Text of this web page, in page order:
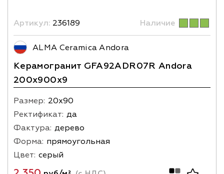
Артикул: 236189 Наличие
ALMA Ceramica Andora
Керамогранит GFA92ADR07R Andora
200х900x9
Размер: 20х90
Ректификат: да
Фактура: дерево
Форма: прямоугольная
Цвет: серый